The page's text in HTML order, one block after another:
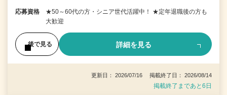
応募資格
★50～60代の方・シニア世代活躍中！ ★定年退職後の方も
大歓迎
後で見る 詳細を見る
更新日： 2026/07/16 掲載終了日： 2026/08/14
掲載終了まであと6日